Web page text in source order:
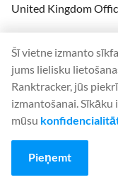
United Kingdom
144A Clerkenwell Rd
London, EC1R 5DF
Company No:
Šī vietne izmanto
jums lielisku
Ranktracker, jūs
izmantošanai.
mūsu
Pieņemt